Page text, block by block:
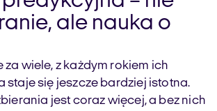
ale nauka o
wiele, z każdym rokiem ich
staje się jeszcze bardziej istotna.
jest coraz więcej, a bez nich